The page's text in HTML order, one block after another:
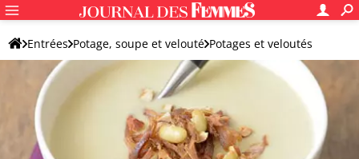
Entrées Potage, soupe et velouté Potages et veloutés
Potage et velouté originaux